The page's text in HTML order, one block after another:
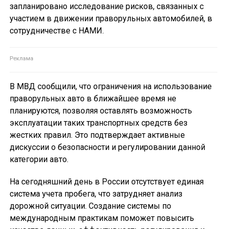
запланировано исследование рисков, связанных с
участием в движении праворульных автомобилей, в
сотрудничестве с НАМИ.
В МВД сообщили, что ограничения на использование
праворульных авто в ближайшее время не
планируются, позволяя оставлять возможность
эксплуатации таких транспортных средств без
жестких правил. Это подтверждает активные
дискуссии о безопасности и регулировании данной
категории авто.
На сегодняшний день в России отсутствует единая
система учета пробега, что затрудняет анализ
дорожной ситуации. Создание системы по
международным практикам поможет повысить